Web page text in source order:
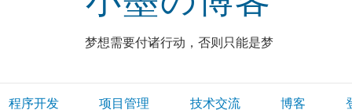
梦想需要付诸行动，否则只能是梦
程序开发 项目管理 技术交流 博客